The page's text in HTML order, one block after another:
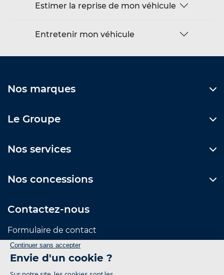
Estimer la reprise de mon véhicule
Entretenir mon véhicule
Nos marques
Le Groupe
Nos services
Nos concessions
Contactez-nous
Formulaire de contact
Suivez-nous